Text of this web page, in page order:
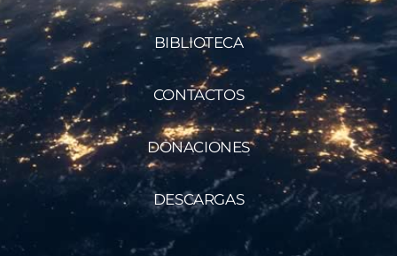
BIBLIOTECA
CONTACTOS
DONACIONES
DESCARGAS